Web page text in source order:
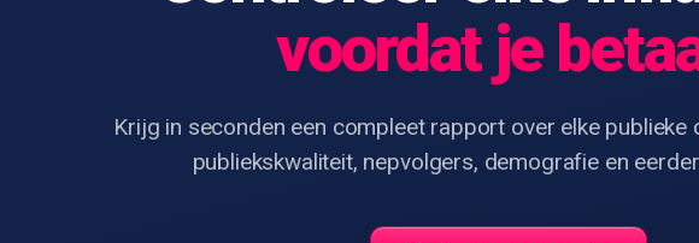
voordat je
Krijg in seconden een compleet rapport over elke publieke
publiekskwaliteit, nepvolgers, demografie en